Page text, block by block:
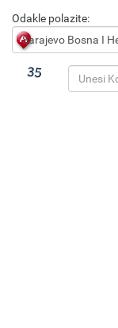
Odakle polazite: